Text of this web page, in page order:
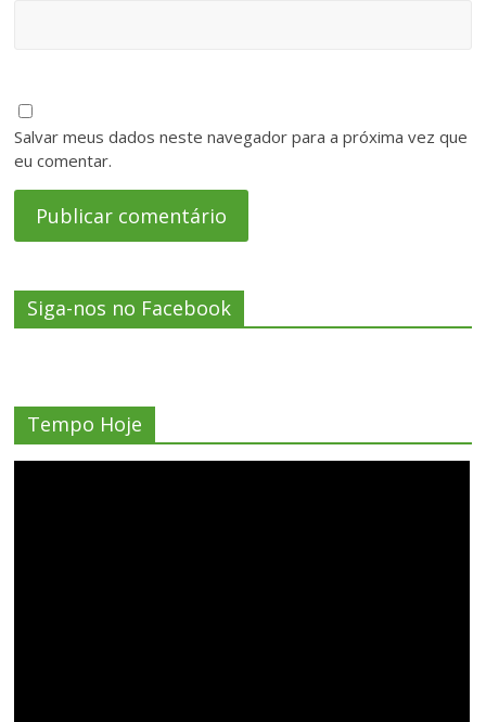
Salvar meus dados neste navegador para a próxima vez que
eu comentar.
Siga-nos no Facebook
Tempo Hoje